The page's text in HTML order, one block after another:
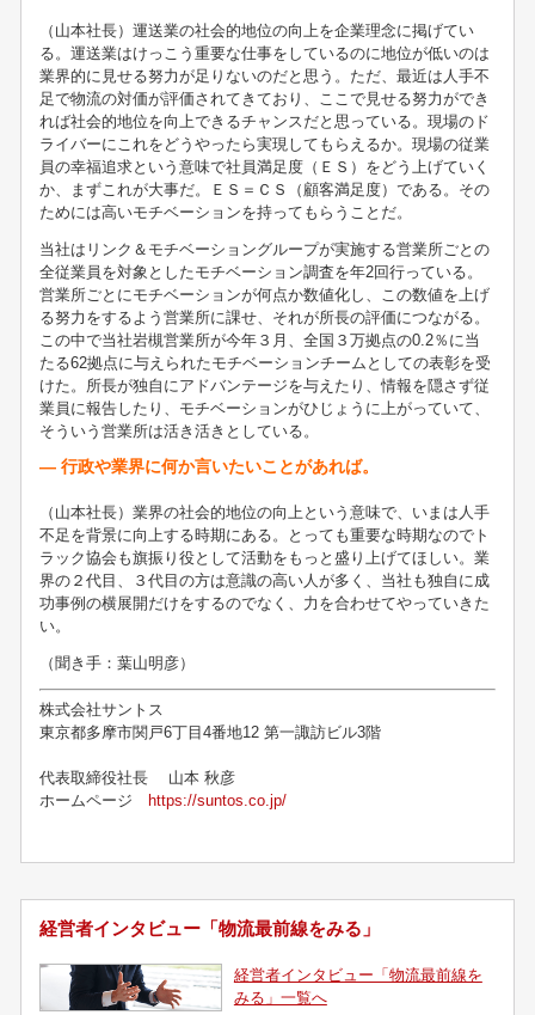
（山本社長）運送業の社会的地位の向上を企業理念に掲げてい
る。運送業はけっこう重要な仕事をしているのに地位が低いのは
業界的に見せる努力が足りないのだと思う。ただ、最近は人手不
足で物流の対価が評価されてきており、ここで見せる努力ができ
れば社会的地位を向上できるチャンスだと思っている。現場のド
ライバーにこれをどうやったら実現してもらえるか。現場の従業
員の幸福追求という意味で社員満足度（ＥＳ）をどう上げていく
か、まずこれが大事だ。ＥＳ＝ＣＳ（顧客満足度）である。その
ためには高いモチベーションを持ってもらうことだ。
当社はリンク＆モチベーショングループが実施する営業所ごとの
全従業員を対象としたモチベーション調査を年2回行っている。
営業所ごとにモチベーションが何点か数値化し、この数値を上げ
る努力をするよう営業所に課せ、それが所長の評価につながる。
この中で当社岩槻営業所が今年３月、全国３万拠点の0.2％に当
たる62拠点に与えられたモチベーションチームとしての表彰を受
けた。所長が独自にアドバンテージを与えたり、情報を隠さず従
業員に報告したり、モチベーションがひじょうに上がっていて、
そういう営業所は活き活きとしている。
― 行政や業界に何か言いたいことがあれば。
（山本社長）業界の社会的地位の向上という意味で、いまは人手
不足を背景に向上する時期にある。とっても重要な時期なのでト
ラック協会も旗振り役として活動をもっと盛り上げてほしい。業
界の２代目、３代目の方は意識の高い人が多く、当社も独自に成
功事例の横展開だけをするのでなく、力を合わせてやっていきた
い。
（聞き手：葉山明彦）
株式会社サントス
東京都多摩市関戸6丁目4番地12 第一諏訪ビル3階
代表取締役社長 山本 秋彦
ホームページ
https://suntos.co.jp/
経営者インタビュー「物流最前線をみる」
経営者インタビュー「物流最前線を
みる」一覧へ